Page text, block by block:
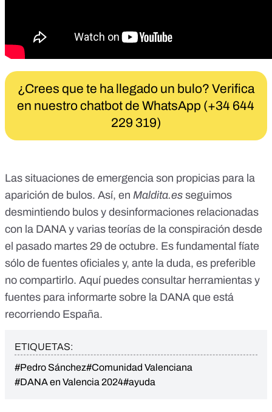
¿Crees que te ha llegado un bulo? Verifica
en nuestro chatbot de WhatsApp (+34 644
229 319)
Las situaciones de emergencia son propicias para la
aparición de bulos. Así, en Maldita.es seguimos
desmintiendo bulos y desinformaciones relacionadas
con la DANA y varias teorías de la conspiración desde
el pasado martes 29 de octubre. Es fundamental fíate
sólo de fuentes oficiales y, ante la duda, es preferible
no compartirlo. Aquí puedes consultar herramientas y
fuentes para informarte sobre la DANA que está
recorriendo España.
ETIQUETAS:
#Pedro Sánchez#Comunidad Valenciana
#DANA en Valencia 2024#ayuda